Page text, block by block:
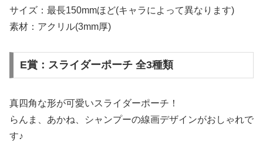
サイズ：最長150mmほど(キャラによって異なります)
素材：アクリル(3mm厚)
E賞：スライダーポーチ 全3種類
真四角な形が可愛いスライダーポーチ！
らんま、あかね、シャンプーの線画デザインがおしゃれで
す♪